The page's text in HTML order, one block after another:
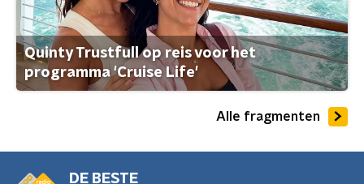
Quinty Trustfull op reis voor het
programma 'Cruise Life'
Alle fragmenten
DE BESTE